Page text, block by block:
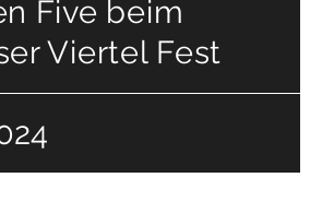
Five beim
Viertel Fest